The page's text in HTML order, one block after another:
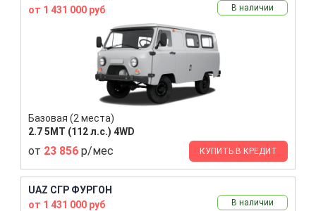
от 1 431 000 руб
В наличии
Базовая (2 места)
2.7 5MT (112 л.с.) 4WD
от 23 856 р/мес КУПИТЬ В КРЕДИТ
UAZ СГР ФУРГОН
от 1 431 000 руб
В наличии